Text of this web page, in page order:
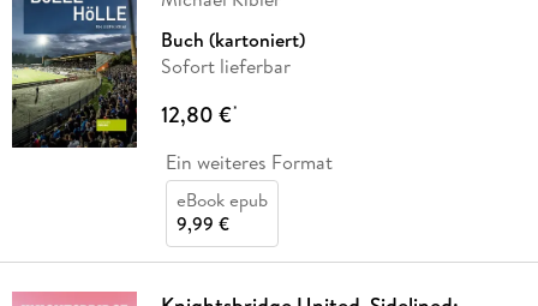
Buch (kartoniert)
Sofort lieferbar
12,80 €*
Ein weiteres Format
eBook epub
9,99 €